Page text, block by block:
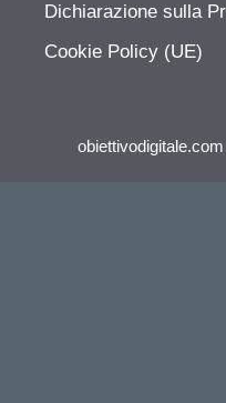
Dichiarazione sulla
Cookie Policy (UE)